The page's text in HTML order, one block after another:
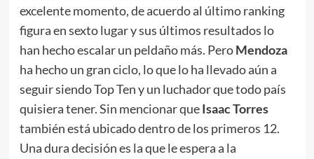
excelente momento, de acuerdo al último ranking
figura en sexto lugar y sus últimos resultados lo
han hecho escalar un peldaño más. PeroMendoza
ha hecho un gran ciclo, lo que lo ha llevado aún a
seguir siendo Top Ten y un luchador que todo país
quisiera tener. Sin mencionar queIsaac Torres
también está ubicado dentro de los primeros 12.
Una dura decisión es la que le espera a la